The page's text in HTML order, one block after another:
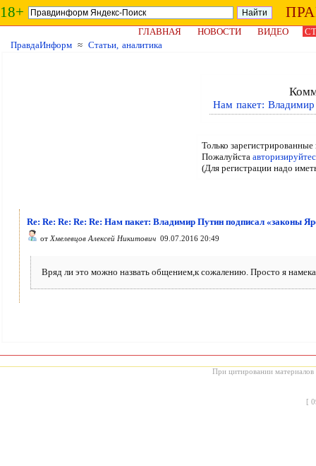
18+
ГЛАВНАЯ НОВОСТИ ВИДЕО
ПравдаИнформ ≈ Статьи, аналитика
Нам пакет:
Только
Пожалуйста
(Для регистрации надо
Re: Re: Re: Re: Re: Нам пакет: Владимир Путин подписал «законы
от Хмелевцов Алексей Никитович 09.07.2016 20:49
Вряд ли это можно назвать общением,к сожалению. Просто я
При цитировании материалов
[